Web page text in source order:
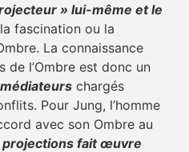
» lui-même et le
fascination ou la
La connaissance
l’Ombre est donc un
chargés
Pour Jung, l’homme
avec son Ombre au
fait œuvre